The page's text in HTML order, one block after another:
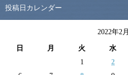
投稿日カレンダー
2022年2月
日 月 火 水
1
2